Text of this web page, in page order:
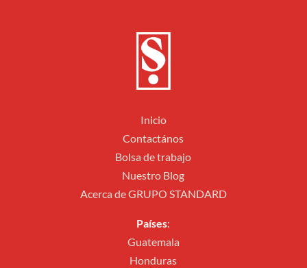
Inicio
Contactános
Bolsa de trabajo
Nuestro Blog
Acerca de GRUPO STANDARD
Países:
Guatemala
Honduras